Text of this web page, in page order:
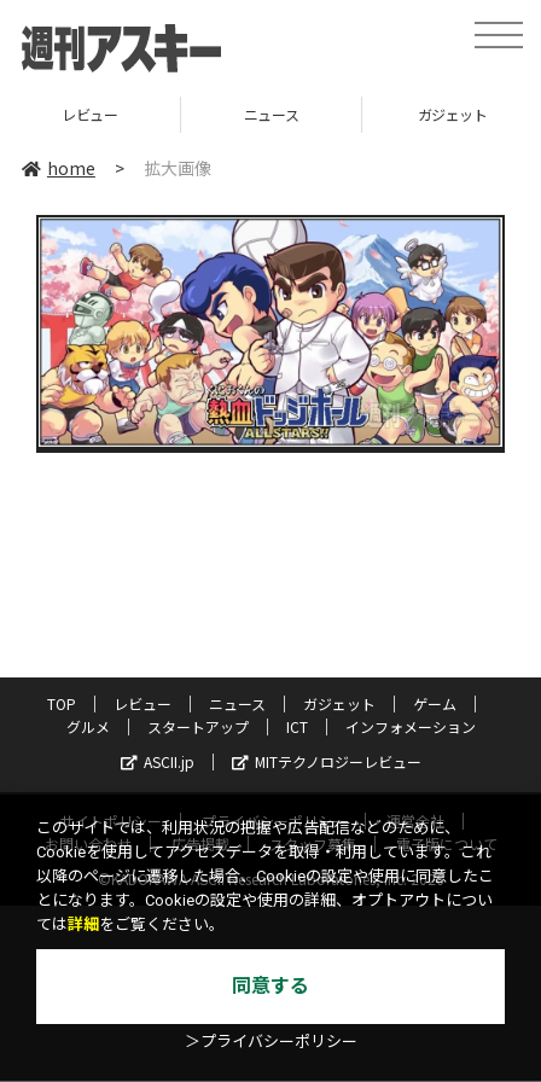
toggle
レビュー ニュース ガジェット
home > 拡大画像
TOP レビュー ニュース ガジェット
ゲーム
グルメ
スタートアップ ICT
インフォメーション
ASCII.jp
MITテクノロジーレビュー
サイトポリシー プライバシーポリシー
運営会社
お問い合わせ
広告掲載 スタッフ募集
電子版について
©KADOKAWA ASCII Research Laboratories, Inc. 2026
このサイトでは、利用状況の把握や広告配信などのために、
Cookieを使用してアクセスデータを取得・利用しています。これ
以降のページに遷移した場合、Cookieの設定や使用に同意したこ
とになります。Cookieの設定や使用の詳細、オプトアウトについ
ては詳細 をご覧ください。
同意する
＞プライバシーポリシー